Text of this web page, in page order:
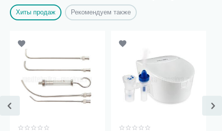
Хиты продаж Рекомендуем также